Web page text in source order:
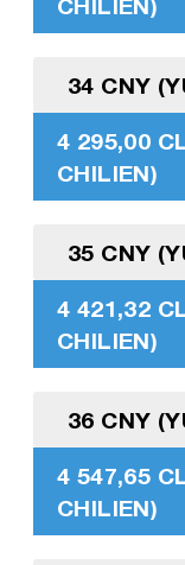
34 CNY
4 295,00
CHILIEN)
35 CNY
4 421,32
CHILIEN)
36 CNY
4 547,65
CHILIEN)